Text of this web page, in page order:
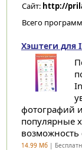
Сайт: http://
Всего
Хэштеги для
фотографий
популярные
возможность
14.99 Мб|